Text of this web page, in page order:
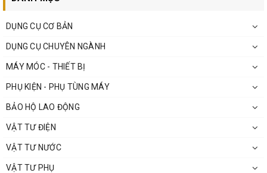
DỤNG CỤ CƠ BẢN
DỤNG CỤ CHUYÊN NGÀNH
MÁY MÓC - THIẾT BỊ
PHỤ KIỆN - PHỤ TÙNG MÁY
BẢO HỘ LAO ĐỘNG
VẬT TƯ ĐIỆN
VẬT TƯ NƯỚC
VẬT TƯ PHỤ